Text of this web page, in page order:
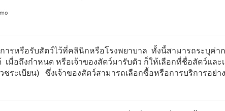
ารหรือรับสัตว์ไว้ที่คลินิกหรือโรงพยาบาล ทั้งนี้สามารถระบุค่า
อถึงกำหนด หรือเจ้าของสัตว์มารับตัว ก็ให้เลือกทื่ชื่อสัตว์และ
ชระเบียน) ซึ่งเจ้าของสัตว์สามารถเลือกซื้อหรือการบริการอย่